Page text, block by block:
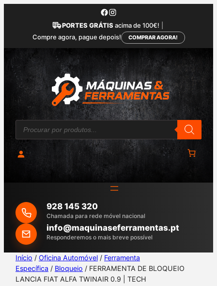
conteúdo
PORTES GRÁTIS acima de 100€!
Compre agora, pague depois!
COMPRAR AGORA!
P
o
u
r
c
h
928 145 320
Chamada para rede móvel nacional
info@maquinaseferramentas.pt
Responderemos o mais breve possível
Início / Oficina Automóvel / Ferramenta
Específica / Bloqueio / FERRAMENTA DE BLOQUEIO
LANCIA FIAT ALFA TWINAIR 0.9 | TECH